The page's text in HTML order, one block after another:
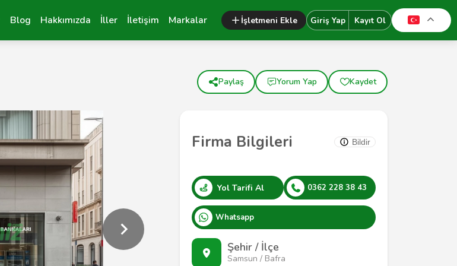
Blog Hakkımızda İller İletişim Markalar İşletmeni Ekle Giriş Yap Kayıt Ol
Firma Bilgileri Bildir
Yol Tarifi Al 0362 228 38 43
Whatsapp
Şehir / İlçe
Samsun / Bafra
Paylaş Yorum Yap Kaydet